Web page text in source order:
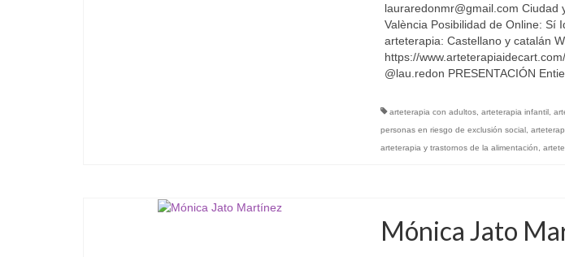
lauraredonmr@gmail.com Ciudad
València Posibilidad de Online: Sí
arteterapia: Castellano y catalán
https://
@lau.redon PRESENTACIÓN
arteterapia con adultos, arteterapia infantil,
personas en riesgo de exclusión social,
arteterapia y trastornos de la alimentación
Mónica Jato